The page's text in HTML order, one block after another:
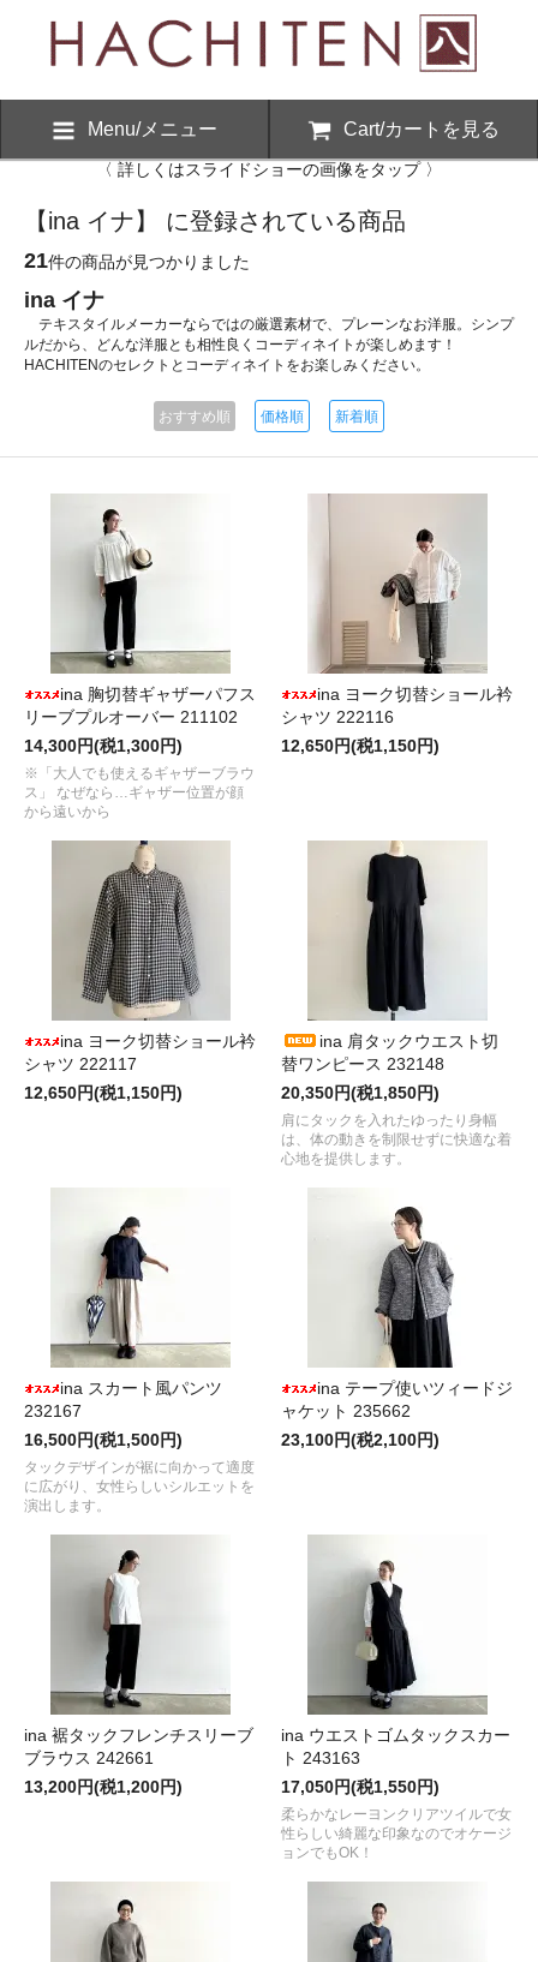
Menu/メニュー Cart/カートを見る
〈 詳しくはスライドショーの画像をタップ 〉
【ina イナ】 に登録されている商品
21件の商品が見つかりました
ina イナ
テキスタイルメーカーならではの厳選素材で、プレーンなお洋服。シンプ
ルだから、どんな洋服とも相性良くコーディネイトが楽しめます！
HACHITENのセレクトとコーディネイトをお楽しみください。
おすすめ順 価格順 新着順
ina 胸切替ギャザーパフス
リーブプルオーバー 211102
14,300円(税1,300円)
※「大人でも使えるギャザーブラウ
ス」 なぜなら…ギャザー位置が顔
から遠いから
ina ヨーク切替ショール衿
シャツ 222116
12,650円(税1,150円)
ina ヨーク切替ショール衿
シャツ 222117
12,650円(税1,150円)
ina 肩タックウエスト切
替ワンピース 232148
20,350円(税1,850円)
肩にタックを入れたゆったり身幅
は、体の動きを制限せずに快適な着
心地を提供します。
ina スカート風パンツ
232167
16,500円(税1,500円)
タックデザインが裾に向かって適度
に広がり、女性らしいシルエットを
演出します。
ina テープ使いツィードジ
ャケット 235662
23,100円(税2,100円)
ina 裾タックフレンチスリーブ
ブラウス 242661
13,200円(税1,200円)
ina ウエストゴムタックスカー
ト 243163
17,050円(税1,550円)
柔らかなレーヨンクリアツイルで女
性らしい綺麗な印象なのでオケージ
ョンでもOK！